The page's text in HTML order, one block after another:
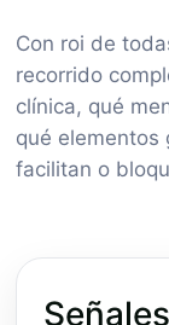
Con roi de
recorrido
clínica, qué
qué elementos
facilitan o